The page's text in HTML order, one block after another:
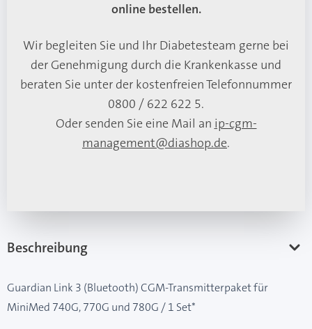
online bestellen.
Wir begleiten Sie und Ihr Diabetesteam gerne bei
der Genehmigung durch die Krankenkasse und
beraten Sie unter der kostenfreien Telefonnummer
0800 / 622 622 5.
Oder senden Sie eine Mail an ip-cgm-
management@diashop.de.
Beschreibung
Guardian Link 3 (Bluetooth) CGM-Transmitterpaket für
MiniMed 740G, 770G und 780G / 1 Set*